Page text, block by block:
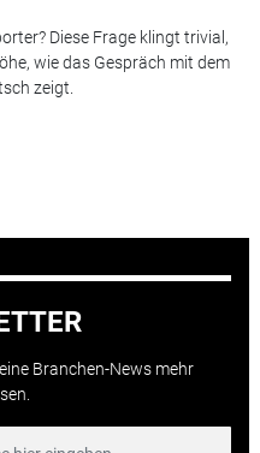
Diese Frage klingt trivial,
wie das Gespräch mit dem
zeigt.
Branchen-News mehr